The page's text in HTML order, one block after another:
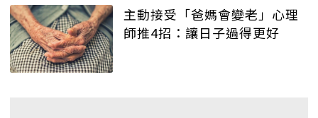
主動接受「爸媽會變老」心理
師推4招：讓日子過得更好